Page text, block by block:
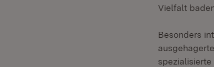
Vielfalt
Besonders